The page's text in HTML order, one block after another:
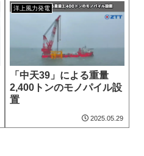
洋上風力発電
「中天39」による重量
2,400トンのモノパイル設
置
2025.05.29